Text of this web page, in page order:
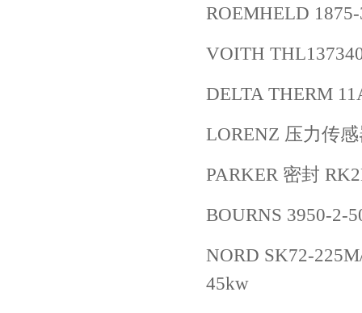
ROEMHELD
VOITH
DELTA THERM
LORENZ 压力传
PARKER 密封
BOURNS 3950-2-
NORD SK72-
45kw